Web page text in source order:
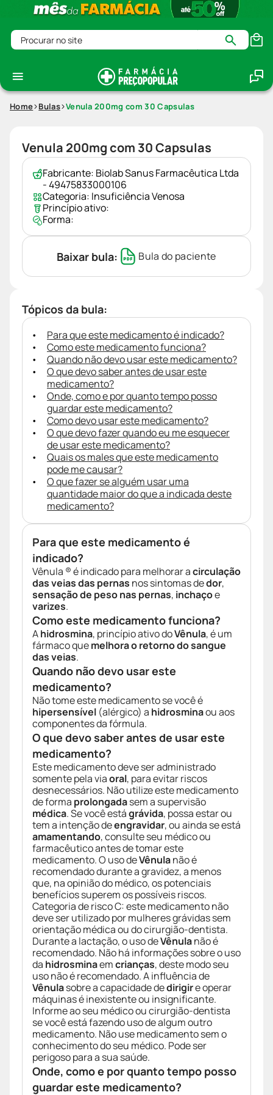
Procurar no site
Home Bulas Venula 200mg com 30 Capsulas
Venula 200mg com 30 Capsulas
Fabricante: Biolab Sanus Farmacêutica Ltda
- 49475833000106
Categoria: Insuficiência Venosa
Princípio ativo:
Forma:
Baixar bula: Bula do paciente
Tópicos da bula:
Para que este medicamento é indicado?
Como este medicamento funciona?
Quando não devo usar este medicamento?
O que devo saber antes de usar este
medicamento?
Onde, como e por quanto tempo posso
guardar este medicamento?
Como devo usar este medicamento?
O que devo fazer quando eu me esquecer
de usar este medicamento?
Quais os males que este medicamento
pode me causar?
O que fazer se alguém usar uma
quantidade maior do que a indicada deste
medicamento?
Para que este medicamento é
indicado?
Vênula ® é indicado para melhorar acirculação
das veias das pernas nos sintomas dedor,
sensação de peso nas pernas, inchaçoe
varizes.
Como este medicamento funciona?
Ahidrosmina, princípio ativo doVênula, é um
fármaco quemelhora o retorno do sangue
das veias.
Quando não devo usar este
medicamento?
Não tome este medicamento se você é
hipersensível (alérgico) a hidrosminaou aos
componentes da fórmula.
O que devo saber antes de usar este
medicamento?
Este medicamento deve ser administrado
somente pela viaoral, para evitar riscos
desnecessários. Não utilize este medicamento
de forma prolongadasem a supervisão
médica. Se você estágrávida, possa estar ou
tem a intenção deengravidar, ou ainda se está
amamentando, consulte seu médico ou
farmacêutico antes de tomar este
medicamento. O uso deVênulanão é
recomendado durante a gravidez, a menos
que, na opinião do médico, os potenciais
benefícios superem os possíveis riscos.
Categoria de risco C: este medicamento não
deve ser utilizado por mulheres grávidas sem
orientação médica ou do cirurgião-dentista.
Durante a lactação, o uso deVênulanão é
recomendado. Não há informações sobre o uso
da hidrosminaemcrianças, deste modo seu
uso não é recomendado. A influência de
Vênulasobre a capacidade dedirigire operar
máquinas é inexistente ou insignificante.
Informe ao seu médico ou cirurgião-dentista
se você está fazendo uso de algum outro
medicamento. Não use medicamento sem o
conhecimento do seu médico. Pode ser
perigoso para a sua saúde.
Onde, como e por quanto tempo posso
guardar este medicamento?